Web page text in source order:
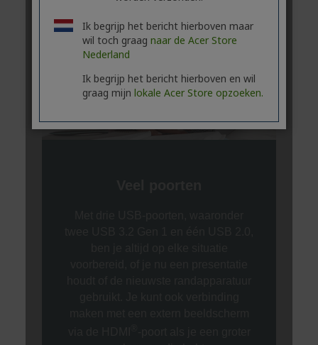
Ik begrijp het bericht hierboven maar
wil toch graag naar de Acer Store
Nederland
Ik begrijp het bericht hierboven en wil
graag mijn lokale Acer Store opzoeken.